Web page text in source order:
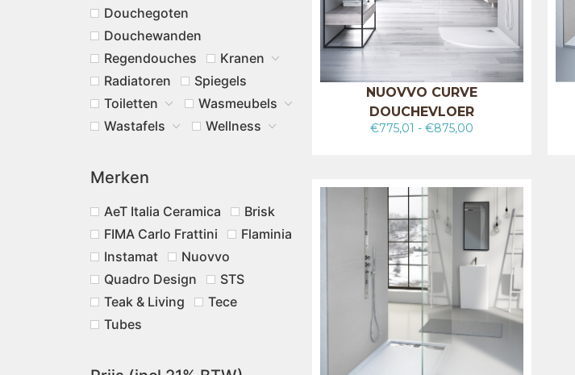
Douchegoten
Douchewanden
Regendouches
Kranen
Radiatoren
Spiegels
Toiletten
Wasmeubels
Wastafels
Wellness
Merken
AeT Italia Ceramica
Brisk
FIMA Carlo Frattini
Flaminia
Instamat
Nuovvo
Quadro Design
STS
Teak & Living
Tece
Tubes
NUOVVO CURVE
DOUCHEVLOER
€775,01 - €875,00